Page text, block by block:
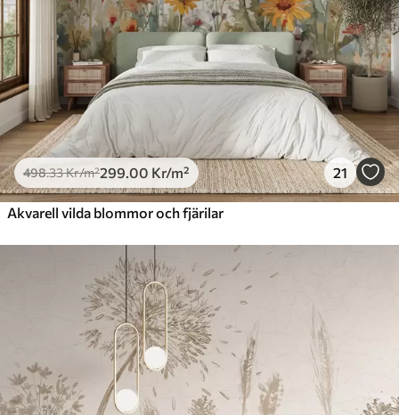
498.33Kr/m²299 .00 Kr/m² 21
Akvarell vilda blommor och fjärilar